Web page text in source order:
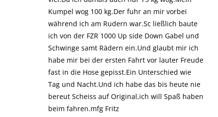
Kumpel wog 100 kg.Der fuhr an mir vorbei
während ich am Rudern war.Sc ließlich baute
ich von der FZR 1000 Up side Down Gabel und
Schwinge samt Rädern ein.Und glaubt mir ich
habe mir bei der ersten Fahrt vor lauter Freude
fast in die Hose gepisst.Ein Unterschied wie
Tag und Nacht.Und ich habe das bis heute nie
bereut Scheiss auf Original,ich will Spaß haben
beim fahren.mfg Fritz